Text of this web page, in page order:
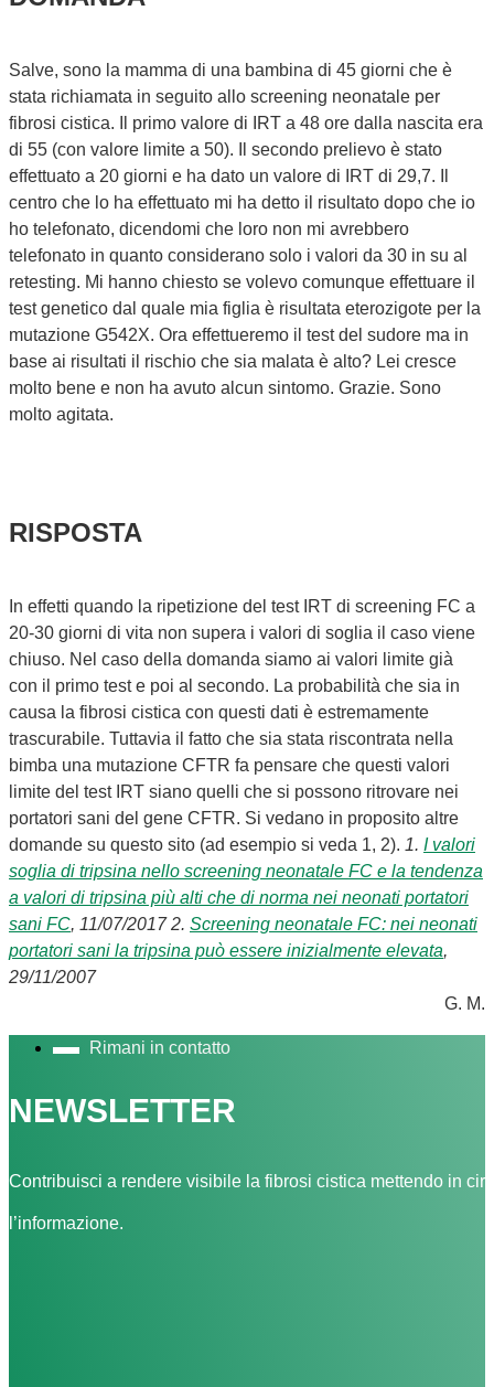
Salve, sono la mamma di una bambina di 45 giorni che è
stata richiamata in seguito allo screening neonatale per
fibrosi cistica. Il primo valore di IRT a 48 ore dalla nascita era
di 55 (con valore limite a 50). Il secondo prelievo è stato
effettuato a 20 giorni e ha dato un valore di IRT di 29,7. Il
centro che lo ha effettuato mi ha detto il risultato dopo che io
ho telefonato, dicendomi che loro non mi avrebbero
telefonato in quanto considerano solo i valori da 30 in su al
retesting. Mi hanno chiesto se volevo comunque effettuare il
test genetico dal quale mia figlia è risultata eterozigote per la
mutazione G542X. Ora effettueremo il test del sudore ma in
base ai risultati il rischio che sia malata è alto? Lei cresce
molto bene e non ha avuto alcun sintomo. Grazie. Sono
molto agitata.
RISPOSTA
In effetti quando la ripetizione del test IRT di screening FC a
20-30 giorni di vita non supera i valori di soglia il caso viene
chiuso. Nel caso della domanda siamo ai valori limite già
con il primo test e poi al secondo. La probabilità che sia in
causa la fibrosi cistica con questi dati è estremamente
trascurabile. Tuttavia il fatto che sia stata riscontrata nella
bimba una mutazione CFTR fa pensare che questi valori
limite del test IRT siano quelli che si possono ritrovare nei
portatori sani del gene CFTR. Si vedano in proposito altre
domande su questo sito (ad esempio si veda 1, 2). 1. I valori
soglia di tripsina nello screening neonatale FC e la tendenza
a valori di tripsina più alti che di norma nei neonati portatori
sani FC, 11/07/2017 2. Screening neonatale FC: nei neonati
portatori sani la tripsina può essere inizialmente elevata,
29/11/2007
G. M.
Rimani in contatto
NEWSLETTER
Contribuisci a rendere visibile la fibrosi cistica mettendo in
l’informazione.